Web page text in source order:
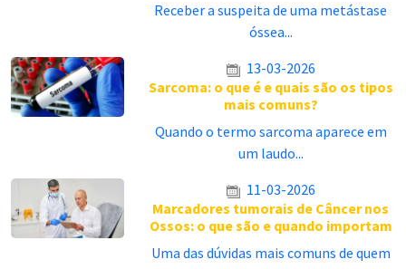
Receber a suspeita de uma metástase
óssea...
13-03-2026
Sarcoma: o que é e quais são os tipos
mais comuns?
Quando o termo sarcoma aparece em
um laudo...
11-03-2026
Marcadores tumorais de Câncer nos
Ossos: o que são e quando importam
Uma das dúvidas mais comuns de quem